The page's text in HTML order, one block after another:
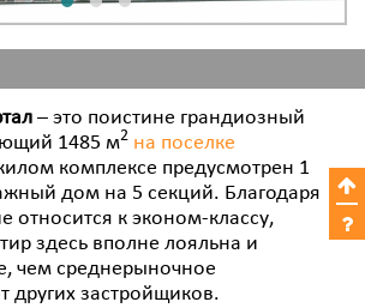
– это поистине грандиозный
1485 м2 на поселке
комплексе предусмотрен 1
дом на 5 секций. Благодаря
относится к эконом-классу,
здесь вполне лояльна и
чем среднерыночное
других застройщиков.